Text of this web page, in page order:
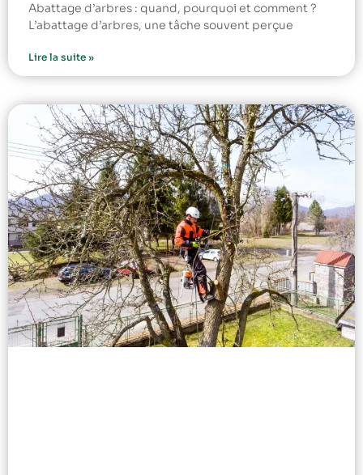
Abattage d’arbres : quand, pourquoi et comment ?
L’abattage d’arbres, une tâche souvent perçue
Lire la suite »